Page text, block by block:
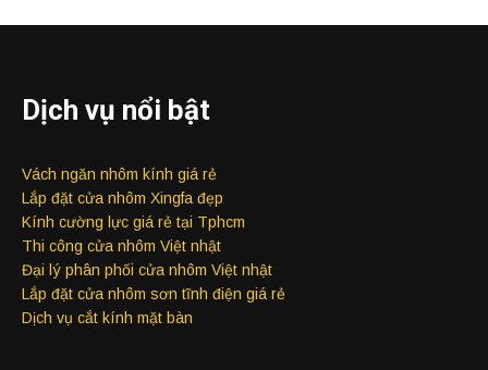
Dịch vụ nổi bật
Vách ngăn nhôm kính giá rẻ
Lắp đặt cửa nhôm Xingfa đẹp
Kính cường lực giá rẻ tại Tphcm
Thi công cửa nhôm Việt nhật
Đại lý phân phối cửa nhôm Việt nhật
Lắp đặt cửa nhôm sơn tĩnh điện giá rẻ
Dịch vụ cắt kính mặt bàn